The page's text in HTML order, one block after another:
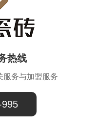
热线
服务与加盟服务